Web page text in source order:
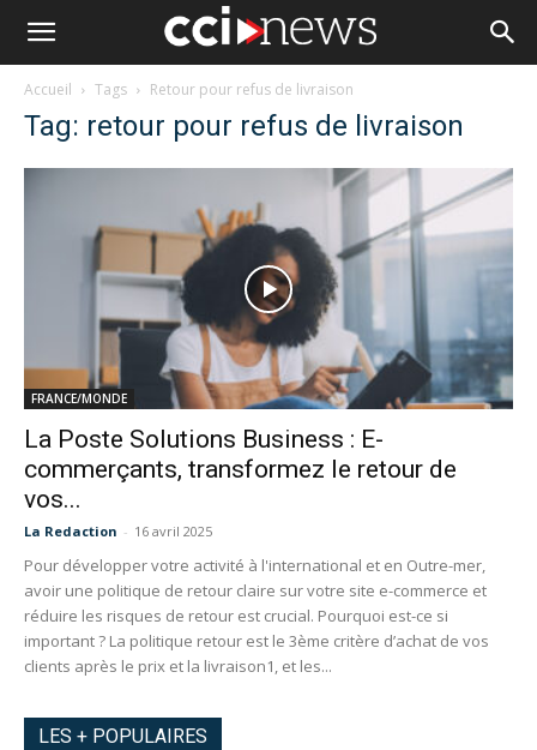
Accueil Tags Retour pour refus de livraison
Tag: retour pour refus de livraison
FRANCE/MONDE
La Poste Solutions Business : E-
commerçants, transformez le retour de
vos...
La Redaction - 16 avril 2025
Pour développer votre activité à l'international et en Outre-mer,
avoir une politique de retour claire sur votre site e-commerce et
réduire les risques de retour est crucial. Pourquoi est-ce si
important ? La politique retour est le 3ème critère d’achat de vos
clients après le prix et la livraison1, et les...
LES + POPULAIRES